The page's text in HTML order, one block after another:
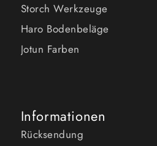
Storch Werkzeuge
Haro Bodenbeläge
Jotun Farben
Informationen
Rücksendung